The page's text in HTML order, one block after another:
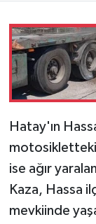
Hatay'ın
motosikletteki
ise ağır
Kaza, Hassa
mevkiinde